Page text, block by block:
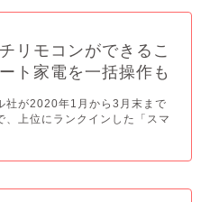
リモコンができるこ
ト家電を一括操作も
社が2020年1月から3月末まで
上位にランクインした「スマ